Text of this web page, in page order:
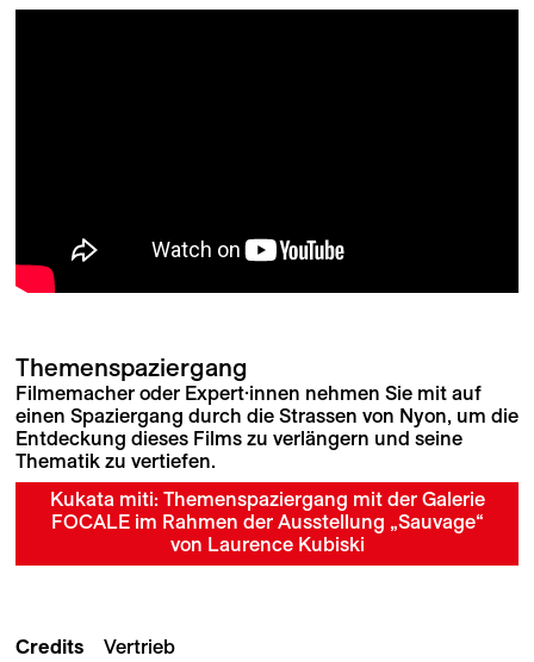
Themenspaziergang
Filmemacher oder Expert·innen nehmen Sie mit auf
einen Spaziergang durch die Strassen von Nyon, um die
Entdeckung dieses Films zu verlängern und seine
Thematik zu vertiefen.
Kukata miti: Themenspaziergang mit der Galerie
FOCALE im Rahmen der Ausstellung „Sauvage“
von Laurence Kubiski
Credits Vertrieb